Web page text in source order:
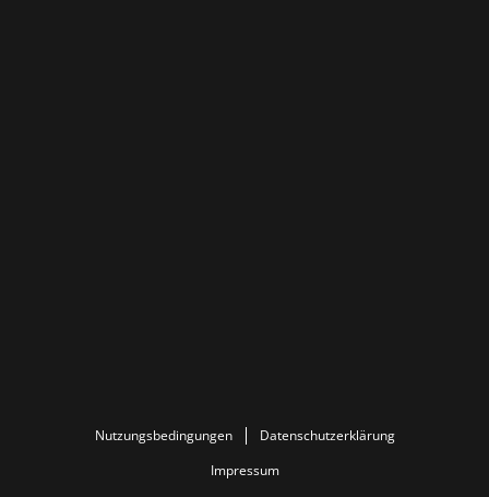
Nutzungsbedingungen
Datenschutzerklärung
Impressum